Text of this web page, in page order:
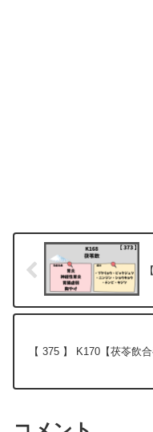
【 375 】 K170【茯苓飲合